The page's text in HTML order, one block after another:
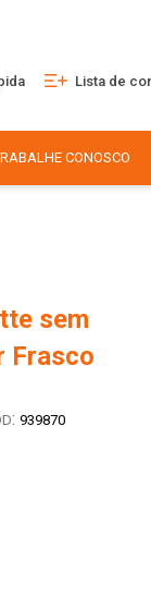
Lista de
CONOSCO
sem
Frasco
: 939870